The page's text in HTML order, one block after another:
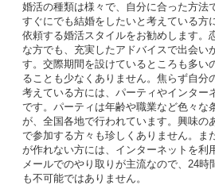
婚活の種類は様々で、自分に合った方法
すぐにでも結婚をしたいと考えている方
依頼する婚活スタイルをお勧めします。
な方でも、充実したアドバイスで出会い
す。交際期間を設けているところも多い
ることも少なくありません。焦らず自分
考えている方には、パーティやインター
です。パーティは年齢や職業など色々な
が、全国各地で行われています。興味の
で参加する方々も珍しくありません。ま
が作れない方には、インターネットを利
メールでのやり取りが主流なので、24時
も不可能ではありません。